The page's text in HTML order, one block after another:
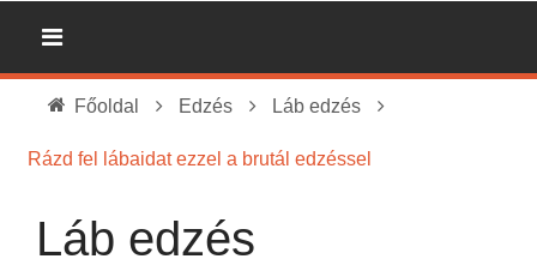
Főoldal Edzés Láb edzés
Rázd fel lábaidat ezzel a brutál edzéssel
Láb edzés